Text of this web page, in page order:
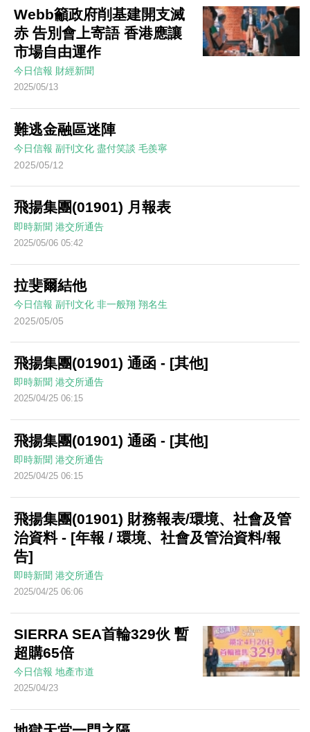
Webb籲政府削基建開支滅
赤 告別會上寄語 香港應讓
市場自由運作
今日信報 財經新聞
2025/05/13
難逃金融區迷陣
今日信報 副刊文化 盡付笑談 毛羨寧
2025/05/12
飛揚集團(01901) 月報表
即時新聞 港交所通告
2025/05/06 05:42
拉斐爾結他
今日信報 副刊文化 非一般翔 翔名生
2025/05/05
飛揚集團(01901) 通函 - [其他]
即時新聞 港交所通告
2025/04/25 06:15
飛揚集團(01901) 通函 - [其他]
即時新聞 港交所通告
2025/04/25 06:15
飛揚集團(01901) 財務報表/環境、社會及管
治資料 - [年報 / 環境、社會及管治資料/報
告]
即時新聞 港交所通告
2025/04/25 06:06
SIERRA SEA首輪329伙 暫
超購65倍
今日信報 地產市道
2025/04/23